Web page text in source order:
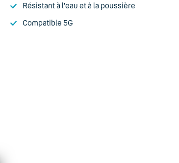
Résistant à l'eau et à la poussière
Compatible 5G